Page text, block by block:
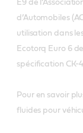
E9 de
d’Automobiles
utilisation dans
Ecotorq Euro 6
spécification CK-4
Pour en savoir
fluides pour